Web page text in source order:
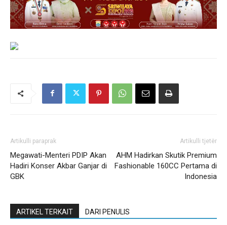
Artikulli paraprak
Megawati-Menteri PDIP Akan
Hadiri Konser Akbar Ganjar di
GBK
Artikulli tjetër
AHM Hadirkan Skutik Premium
Fashionable 160CC Pertama di
Indonesia
ARTIKEL TERKAIT DARI PENULIS